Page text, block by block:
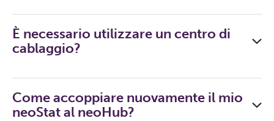
È necessario utilizzare un centro di
cablaggio?
Come accoppiare nuovamente il mio
neoStat al neoHub?